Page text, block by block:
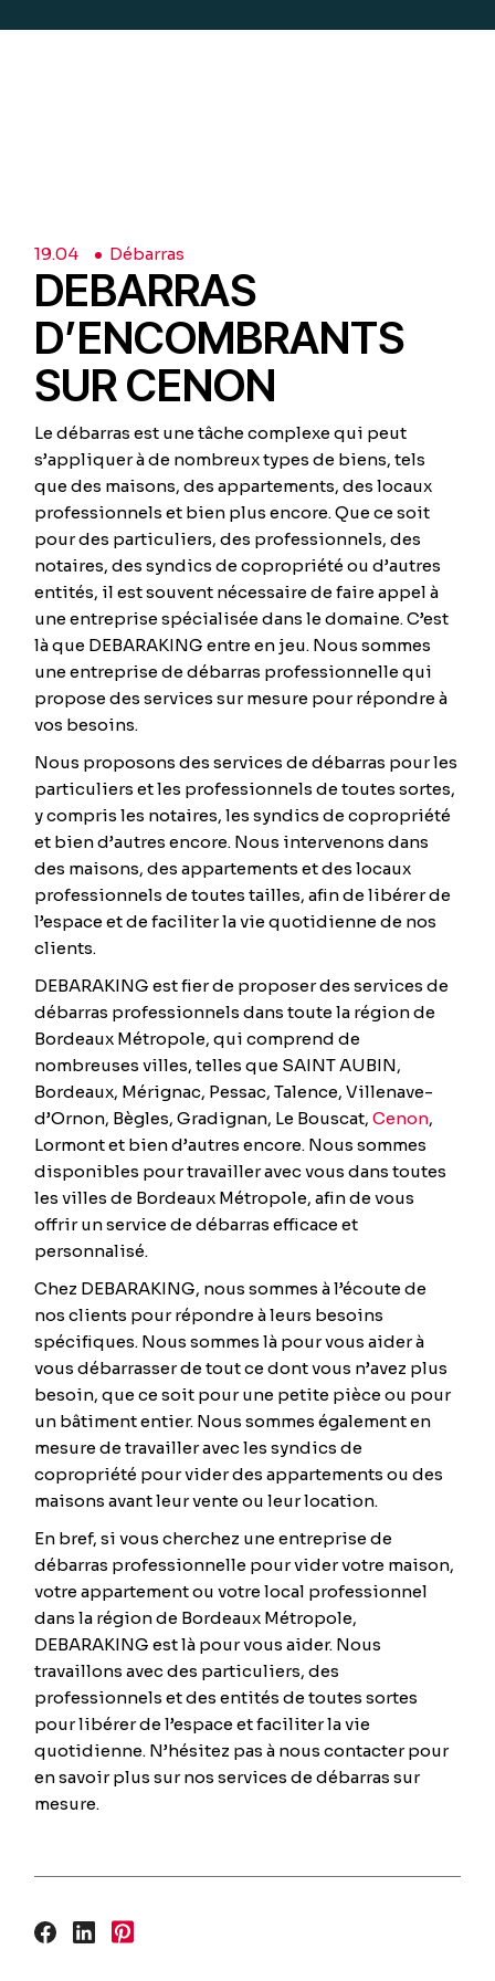
19.04 Débarras
DEBARRAS
D’ENCOMBRANTS
SUR CENON
Le débarras est une tâche complexe qui peut
s’appliquer à de nombreux types de biens, tels
que des maisons, des appartements, des locaux
professionnels et bien plus encore. Que ce soit
pour des particuliers, des professionnels, des
notaires, des syndics de copropriété ou d’autres
entités, il est souvent nécessaire de faire appel à
une entreprise spécialisée dans le domaine. C’est
là que DEBARAKING entre en jeu. Nous sommes
une entreprise de débarras professionnelle qui
propose des services sur mesure pour répondre à
vos besoins.
Nous proposons des services de débarras pour les
particuliers et les professionnels de toutes sortes,
y compris les notaires, les syndics de copropriété
et bien d’autres encore. Nous intervenons dans
des maisons, des appartements et des locaux
professionnels de toutes tailles, afin de libérer de
l’espace et de faciliter la vie quotidienne de nos
clients.
DEBARAKING est fier de proposer des services de
débarras professionnels dans toute la région de
Bordeaux Métropole, qui comprend de
nombreuses villes, telles que SAINT AUBIN,
Bordeaux, Mérignac, Pessac, Talence, Villenave-
d’Ornon, Bègles, Gradignan, Le Bouscat,Cenon,
Lormont et bien d’autres encore. Nous sommes
disponibles pour travailler avec vous dans toutes
les villes de Bordeaux Métropole, afin de vous
offrir un service de débarras efficace et
personnalisé.
Chez DEBARAKING, nous sommes à l’écoute de
nos clients pour répondre à leurs besoins
spécifiques. Nous sommes là pour vous aider à
vous débarrasser de tout ce dont vous n’avez plus
besoin, que ce soit pour une petite pièce ou pour
un bâtiment entier. Nous sommes également en
mesure de travailler avec les syndics de
copropriété pour vider des appartements ou des
maisons avant leur vente ou leur location.
En bref, si vous cherchez une entreprise de
débarras professionnelle pour vider votre maison,
votre appartement ou votre local professionnel
dans la région de Bordeaux Métropole,
DEBARAKING est là pour vous aider. Nous
travaillons avec des particuliers, des
professionnels et des entités de toutes sortes
pour libérer de l’espace et faciliter la vie
quotidienne. N’hésitez pas à nous contacter pour
en savoir plus sur nos services de débarras sur
mesure.